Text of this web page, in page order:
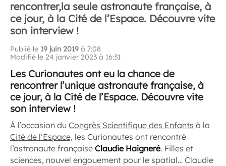
rencontrer,la seule astronaute française, à
ce jour, à la Cité de l’Espace. Découvre vite
son interview !
Publié le 19 juin 2019 à 7:08
Modifié le 24 janvier 2023 à 16:31
Les Curionautes ont eu la chance de
rencontrer l’unique astronaute française, à
ce jour, à la Cité de l’Espace. Découvre vite
son interview !
À l’occasion du Congrès Scientifique des Enfants à la
Cité de l’Espace, les Curionautes ont rencontré
l’astronaute française Claudie Haigneré. Filles et
sciences, nouvel engouement pour le spatial… Claudie